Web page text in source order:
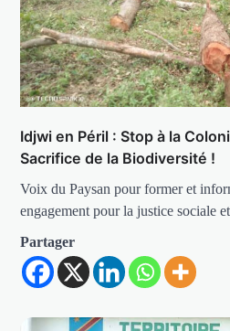
Idjwi en Péril : Stop à la
Sacrifice de la Biodiversité !
Voix du Paysan pour former et
engagement pour la justice sociale
Partager